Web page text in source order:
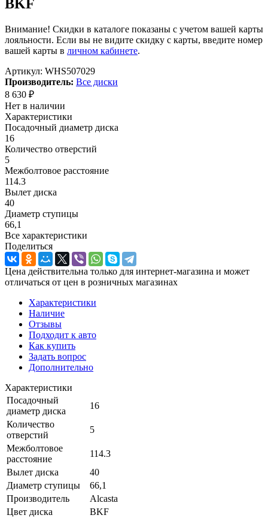
BKF
Внимание! Скидки в каталоге показаны с учетом вашей карты
лояльности. Если вы не видите скидку с карты, введите номер
вашей карты в личном кабинете.
Артикул: WHS507029
Производитель: Все диски
8 630 ₽
Нет в наличии
Характеристики
Посадочный диаметр диска
16
Количество отверстий
5
Межболтовое расстояние
114.3
Вылет диска
40
Диаметр ступицы
66,1
Все характеристики
Поделиться
Цена действительна только для интернет-магазина и может
отличаться от цен в розничных магазинах
Характеристики
Наличие
Отзывы
Подходит к авто
Как купить
Задать вопрос
Дополнительно
Характеристики
Посадочный
диаметр диска
16
Количество
отверстий
5
Межболтовое
расстояние
114.3
Вылет диска
40
Диаметр ступицы
66,1
Производитель
Alcasta
Цвет диска
BKF